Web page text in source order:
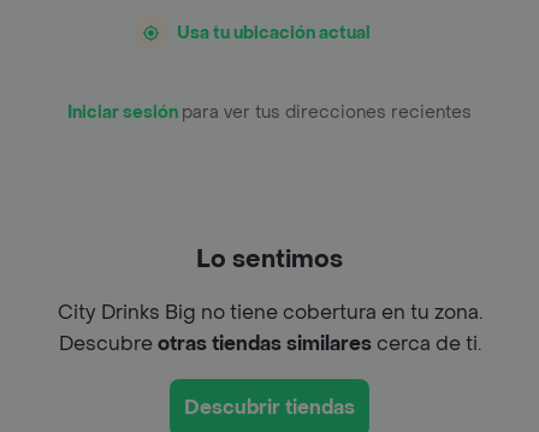
Usa tu ubicación actual
Iniciar sesión para ver tus direcciones recientes
Lo sentimos
City Drinks Big no tiene cobertura en tu zona.
Descubreotras tiendas similarescerca de ti.
Descubrir tiendas